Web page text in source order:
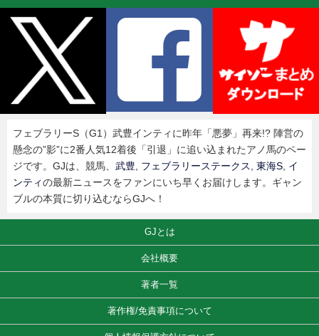
フェブラリーS（G1）武豊インティに昨年「悪夢」再来!? 陣営の
懸念の”影”に2番人気12着後「引退」に追い込まれたアノ馬のペー
ジです。GJは、競馬、 武豊, フェブラリーステークス, 東海S, イ
ンティの最新ニュースをファンにいち早くお届けします。ギャン
ブルの本質に切り込むならGJへ！
GJとは
会社概要
著者一覧
著作権/免責事項について